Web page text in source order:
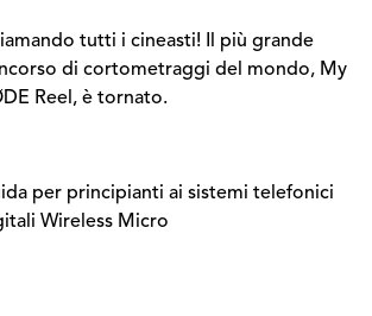
tutti i cineasti! Il più grande
di cortometraggi del mondo, My
Reel, è tornato.
per principianti ai sistemi telefonici
Wireless Micro